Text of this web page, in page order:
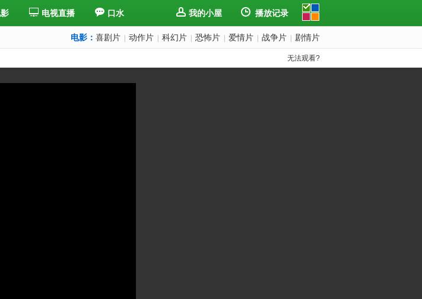
电视直播 口水 我的小屋 播放记录
电影： 喜剧片 动作片 科幻片 恐怖片 爱情片 战争片 剧情片
无法观看?